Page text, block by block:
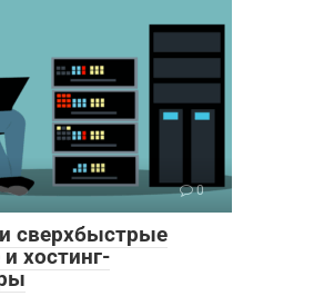
0
сверхбыстрые
хостинг-